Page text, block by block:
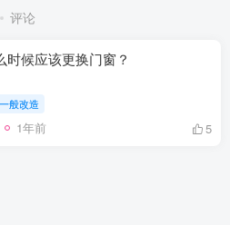
评论
时候应该更换门窗？
一般改造
1年前 5